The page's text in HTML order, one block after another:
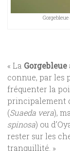
« La
connue, par les
fréquenter la
principalement
(Suaeda vera),
spinosa) ou
rester sur les
tranquillité. »